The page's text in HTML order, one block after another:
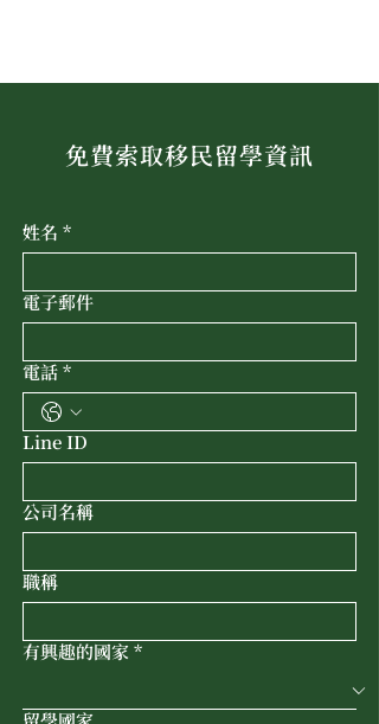
免費索取移民留學資訊
姓名 *
電子郵件
電話*
Line ID
公司名稱
職稱
有興趣的國家 *